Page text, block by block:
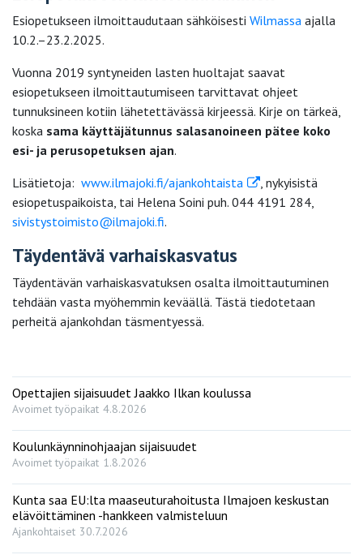
Esiopetukseen ilmoittaudutaan sähköisesti Wilmassa ajalla
10.2.–23.2.2025.
Vuonna 2019 syntyneiden lasten huoltajat saavat
esiopetukseen ilmoittautumiseen tarvittavat ohjeet
tunnuksineen kotiin lähetettävässä kirjeessä. Kirje on tärkeä,
koska sama käyttäjätunnus salasanoineen pätee koko
esi- ja perusopetuksen ajan.
Lisätietoja: www.ilmajoki.fi/ajankohtaista
, nykyisistä
esiopetuspaikoista, tai Helena Soini puh. 044 4191 284,
sivistystoimisto@ilmajoki.fi.
Täydentävä varhaiskasvatus
Täydentävän varhaiskasvatuksen osalta ilmoittautuminen
tehdään vasta myöhemmin keväällä. Tästä tiedotetaan
perheitä ajankohdan täsmentyessä.
Opettajien sijaisuudet Jaakko Ilkan koulussa
Avoimet työpaikat 4.8.2026
Koulunkäynninohjaajan sijaisuudet
Avoimet työpaikat 1.8.2026
Kunta saa EU:lta maaseuturahoitusta Ilmajoen keskustan
elävöittäminen -hankkeen valmisteluun
Ajankohtaiset 30.7.2026